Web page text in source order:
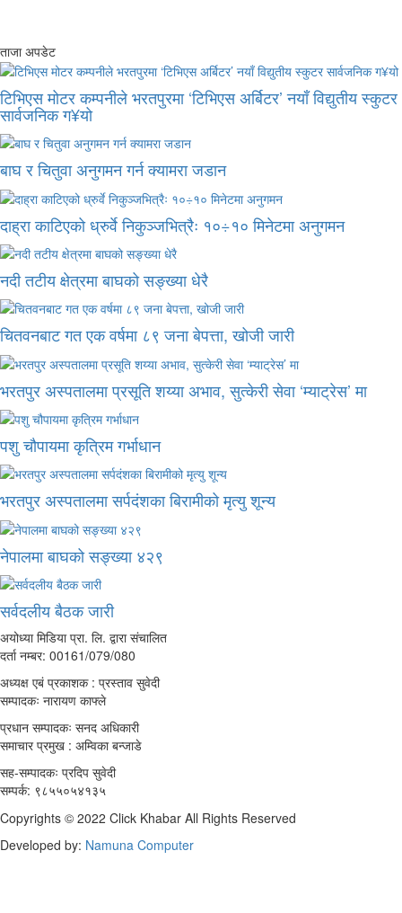
ताजा अपडेट
टिभिएस मोटर कम्पनीले भरतपुरमा ‘टिभिएस अर्बिटर’ नयाँ विद्युतीय स्कुटर
सार्वजनिक ग¥यो
बाघ र चितुवा अनुगमन गर्न क्यामरा जडान
दाह्रा काटिएको ध्रुर्वे निकुञ्जभित्रैः १०÷१० मिनेटमा अनुगमन
नदी तटीय क्षेत्रमा बाघको सङ्ख्या धेरै
चितवनबाट गत एक वर्षमा ८९ जना बेपत्ता, खोजी जारी
भरतपुर अस्पतालमा प्रसूति शय्या अभाव, सुत्केरी सेवा ‘म्याट्रेस’ मा
पशु चौपायमा कृत्रिम गर्भाधान
भरतपुर अस्पतालमा सर्पदंशका बिरामीको मृत्यु शून्य
नेपालमा बाघको सङ्ख्या ४२९
सर्वदलीय बैठक जारी
अयोध्या मिडिया प्रा. लि. द्वारा संचालित
दर्ता नम्बर: 00161/079/080
अध्यक्ष एबं प्रकाशक : प्रस्ताव सुवेदी
सम्पादकः नारायण काफ्ले
प्रधान सम्पादकः सनद अधिकारी
समाचार प्रमुख : अम्विका बन्जाडे
सह-सम्पादकः प्रदिप सुवेदी
सम्पर्क: ९८५५०५४१३५
Copyrights © 2022 Click Khabar All Rights Reserved
Developed by: Namuna Computer